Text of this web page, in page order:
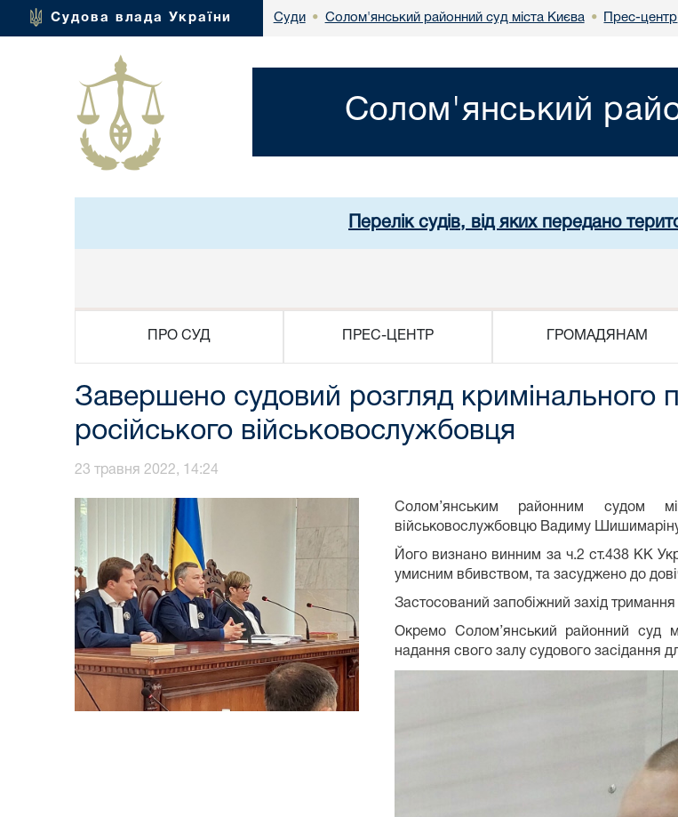
Судова влада України Суди • Солом'янський районний суд міста Києва • Прес-центр
Солом'янський
Перелік судів, від яких передано
ПРО СУД ПРЕС-ЦЕНТР ГРОМАДЯНАМ
Завершено судовий розгляд кримінального
російського військовослужбовця
23 травня 2022, 14:24
Солом’янським районним судом
військовослужбовцю Вадиму
Його визнано винним за ч.2 ст.438 КК
умисним вбивством, та засуджено до
Застосований запобіжний захід
Окремо Солом’янський районний суд
надання свого залу судового засідання